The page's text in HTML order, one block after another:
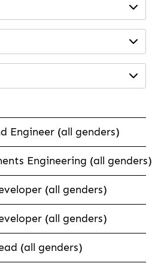
Engineer (all genders)
Engineering (all genders)
(all genders)
(all genders)
(all genders)